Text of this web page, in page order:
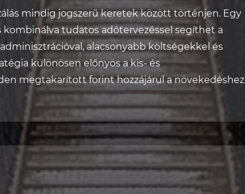
mindig jogszerű keretek között történjen. Egy
tudatos adótervezéssel segíthet a
alacsonyabb költségekkel és
különösen előnyös a kis- és
megtakarított forint hozzájárul a növekedéshez